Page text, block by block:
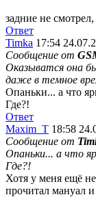
задние не
Ответ
Timka 17:54
Сообщение от
Оказыватся она
даже в темное
Опаньки... а что
Где?!
Ответ
Maxim_T 18:58
Сообщение от
Опаньки... а что
Где?!
Хотя у меня ещё
прочитал мануал